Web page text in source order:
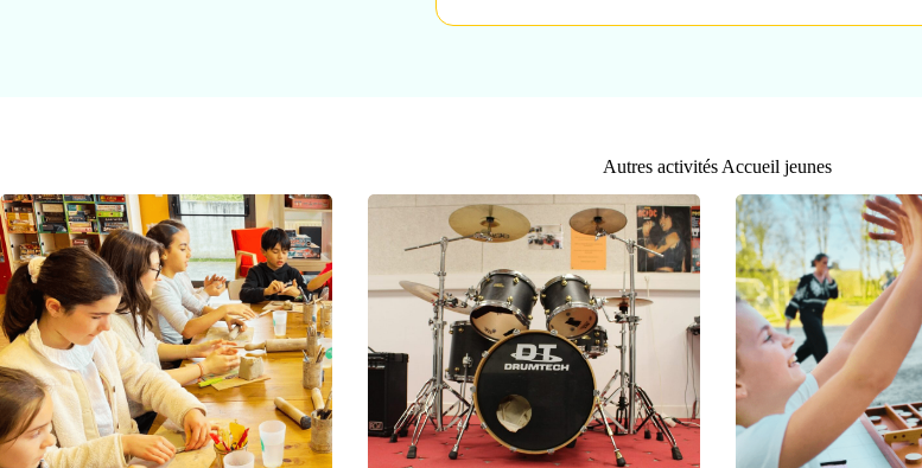
Autres activités Accueil jeunes